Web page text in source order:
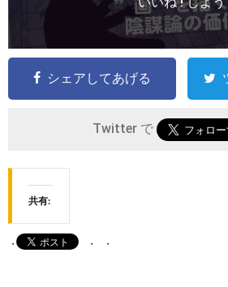
シェアしてあげる
Twitter で
共有: